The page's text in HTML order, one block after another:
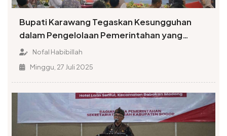
Bupati Karawang Tegaskan Kesungguhan
dalam Pengelolaan Pemerintahan yang
Terbuka
Nofal Habibillah
Minggu, 27 Juli 2025